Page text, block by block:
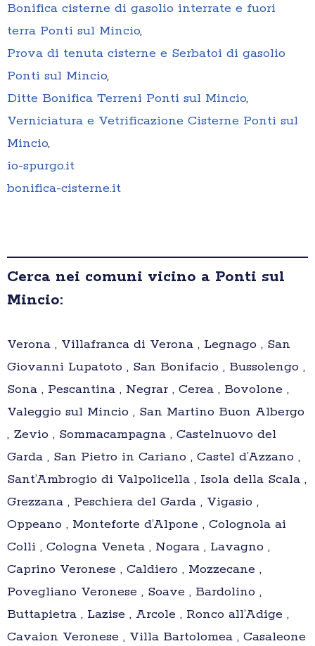
Bonifica cisterne di gasolio interrate e fuori
terra Ponti sul Mincio,
Prova di tenuta cisterne e Serbatoi di gasolio
Ponti sul Mincio,
Ditte Bonifica Terreni Ponti sul Mincio,
Verniciatura e Vetrificazione Cisterne Ponti sul
Mincio,
io-spurgo.it
bonifica-cisterne.it
Cerca nei comuni vicino a Ponti sul
Mincio:
Verona , Villafranca di Verona , Legnago , San
Giovanni Lupatoto , San Bonifacio , Bussolengo ,
Sona , Pescantina , Negrar , Cerea , Bovolone ,
Valeggio sul Mincio , San Martino Buon Albergo
, Zevio , Sommacampagna , Castelnuovo del
Garda , San Pietro in Cariano , Castel d’Azzano ,
Sant’Ambrogio di Valpolicella , Isola della Scala ,
Grezzana , Peschiera del Garda , Vigasio ,
Oppeano , Monteforte d’Alpone , Colognola ai
Colli , Cologna Veneta , Nogara , Lavagno ,
Caprino Veronese , Caldiero , Mozzecane ,
Povegliano Veronese , Soave , Bardolino ,
Buttapietra , Lazise , Arcole , Ronco all’Adige ,
Cavaion Veronese , Villa Bartolomea , Casaleone